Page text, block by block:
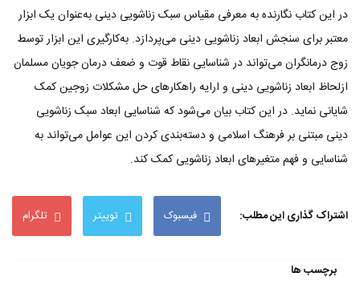
در این کتاب نگارنده به معرفی مقیاس سبک زناشویی دینی به‌عنوان یک ابزار
معتبر برای سنجش ابعاد زناشویی دینی می‌پردازد. به‌کارگیری این ابزار توسط
زوج درمانگران می‌تواند در شناسایی نقاط قوت و ضعف درمان جویان مسلمان
ازلحاظ ابعاد زناشویی دینی و ارایه راهکارهای حل مشکلات زوجین کمک
شایانی نماید. در این کتاب بیان می‌شود که شناسایی ابعاد سبک زناشویی
دینی مبتنی بر فرهنگ اسلامی و دسته‌بندی کردن این عوامل می‌تواند به
شناسایی و فهم متغیرهای ابعاد زناشویی کمک کند.
اشتراک گذاری این مطلب: فیسبوک توییتر تلگرام
برچسب ها